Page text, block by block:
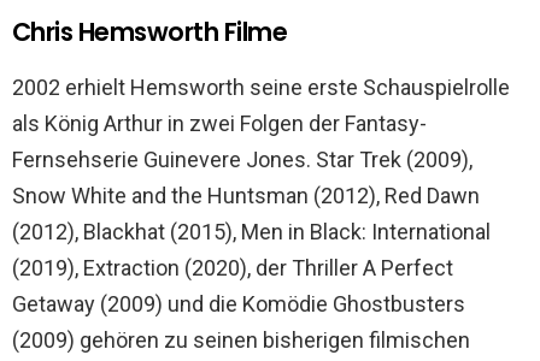
Chris Hemsworth Filme
2002 erhielt Hemsworth seine erste Schauspielrolle
als König Arthur in zwei Folgen der Fantasy-
Fernsehserie Guinevere Jones. Star Trek (2009),
Snow White and the Huntsman (2012), Red Dawn
(2012), Blackhat (2015), Men in Black: International
(2019), Extraction (2020), der Thriller A Perfect
Getaway (2009) und die Komödie Ghostbusters
(2009) gehören zu seinen bisherigen filmischen